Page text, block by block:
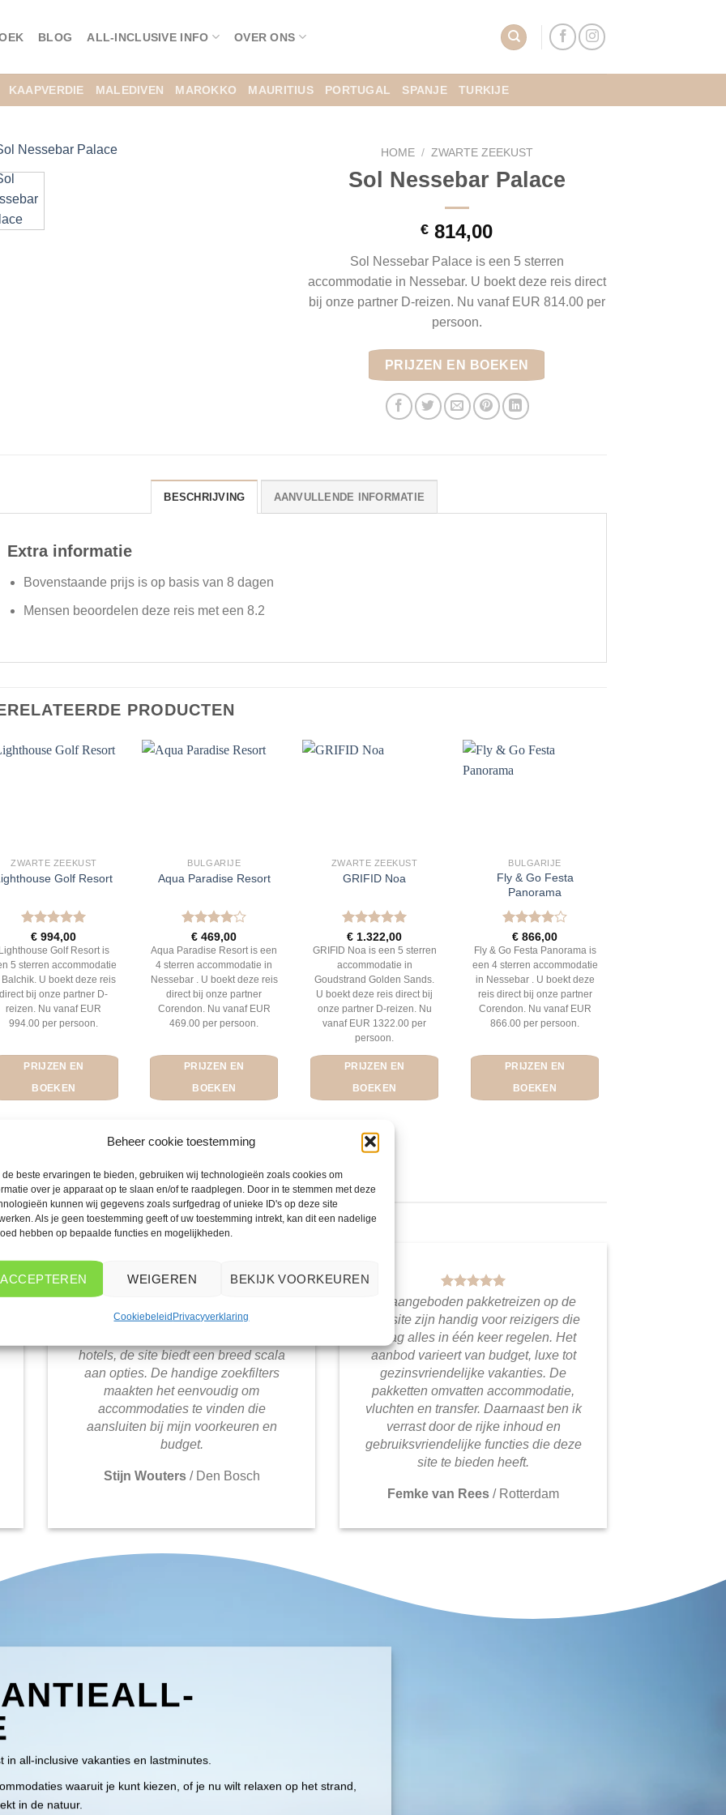
Beheer cookie toestemming
de beste ervaringen te bieden, gebruiken wij technologieën zoals cookies om
over je apparaat op te slaan en/of te raadplegen. Door in te stemmen met deze
kunnen wij gegevens zoals surfgedrag of unieke ID's op deze site
Als je geen toestemming geeft of uw toestemming intrekt, kan dit een nadelige
hebben op bepaalde functies en mogelijkheden.
ACCEPTEREN WEIGEREN BEKIJK VOORKEUREN
CookiebeleidPrivacyverklaring
BLOG ALL-INCLUSIVE INFO OVER ONS
KAAPVERDIE MALEDIVEN MAROKKO MAURITIUS PORTUGAL SPANJE TURKIJE
HOME / ZWARTE ZEEKUST
Sol Nessebar Palace
€ 814,00
Sol Nessebar Palace is een 5 sterren
accommodatie in Nessebar. U boekt deze reis direct
bij onze partner D-reizen. Nu vanaf EUR 814.00 per
persoon.
PRIJZEN EN BOEKEN
BESCHRIJVING AANVULLENDE INFORMATIE
Extra informatie
Bovenstaande prijs is op basis van 8 dagen
Mensen beoordelen deze reis met een 8.2
PRODUCTEN
ZWARTE ZEEKUST
Golf Resort
Gewaardeerd
5uit 5
€ 994,00
Golf Resort is
5 sterren accommodatie
Balchik. U boekt deze reis
direct bij onze partner D-
reizen. Nu vanaf EUR
994.00 per persoon.
PRIJZEN EN
BOEKEN
BULGARIJE
Aqua Paradise Resort
Gewaardeerd
4uit 5
€ 469,00
Aqua Paradise Resort is een
4 sterren accommodatie in
Nessebar . U boekt deze reis
direct bij onze partner
Corendon. Nu vanaf EUR
469.00 per persoon.
PRIJZEN EN
BOEKEN
ZWARTE ZEEKUST
GRIFID Noa
Gewaardeerd
5 uit 5
€ 1.322,00
GRIFID Noa is een 5 sterren
accommodatie in
Goudstrand Golden Sands.
U boekt deze reis direct bij
onze partner D-reizen. Nu
vanaf EUR 1322.00 per
persoon.
PRIJZEN EN
BOEKEN
BULGARIJE
Fly & Go Festa
Panorama
Gewaardeerd
4uit 5
€ 866,00
Fly & Go Festa Panorama is
een 4 sterren accommodatie
in Nessebar . U boekt deze
reis direct bij onze partner
Corendon. Nu vanaf EUR
866.00 per persoon.
PRIJZEN EN
BOEKEN
WAT ZE OVER ONS ZEGGEN
Het aanbod van accommodaties op
vakantieall-inclusive.nl is erg goed.
hotels, de site biedt een breed scala
aan opties. De handige zoekfilters
maakten het eenvoudig om
accommodaties te vinden die
aansluiten bij mijn voorkeuren en
budget.
Stijn Wouters / Den Bosch
De aangeboden pakketreizen op de
website zijn handig voor reizigers die
graag alles in één keer regelen. Het
aanbod varieert van budget, luxe tot
gezinsvriendelijke vakanties. De
pakketten omvatten accommodatie,
vluchten en transfer. Daarnaast ben ik
verrast door de rijke inhoud en
gebruiksvriendelijke functies die deze
site te bieden heeft.
Femke van Rees / Rotterdam
all-inclusive vakanties en lastminutes.
waaruit je kunt kiezen, of je nu wilt relaxen op het strand,
in de natuur.